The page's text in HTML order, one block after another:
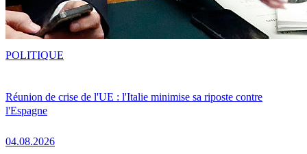
Réunion de crise de l'UE : l'Italie minimise sa riposte contre
l'Espagne
04.08.2026
POLITIQUE